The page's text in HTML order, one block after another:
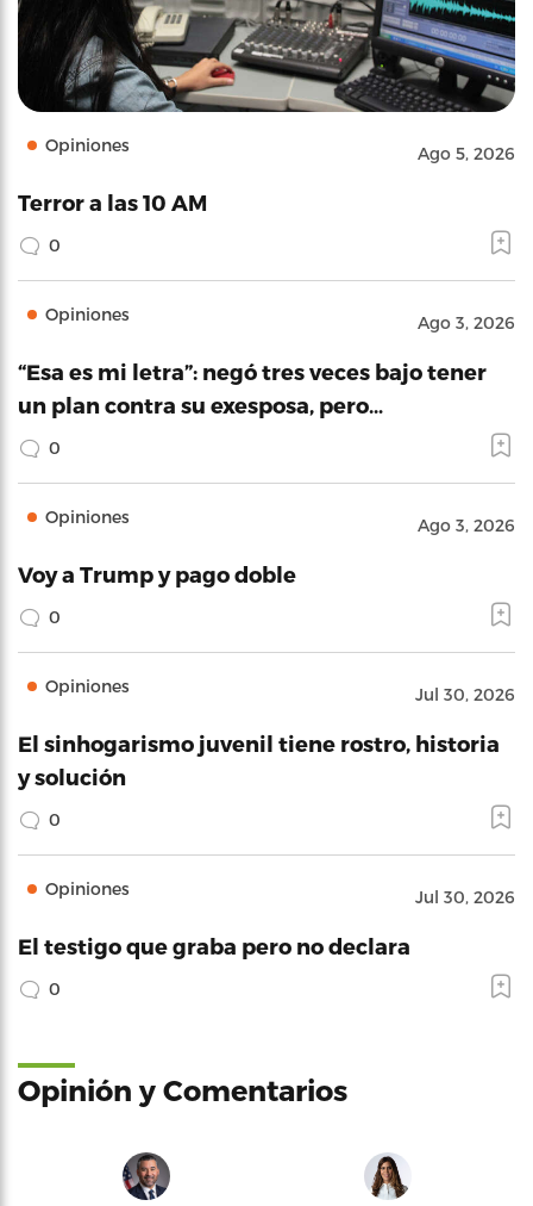
Opiniones Ago 5, 2026
Terror a las 10 AM
0
Opiniones Ago 3, 2026
“Esa es mi letra”: negó tres veces bajo tener
un plan contra su exesposa, pero…
0
Opiniones Ago 3, 2026
Voy a Trump y pago doble
0
Opiniones Jul 30, 2026
El sinhogarismo juvenil tiene rostro, historia
y solución
0
Opiniones Jul 30, 2026
El testigo que graba pero no declara
0
Opinión y Comentarios